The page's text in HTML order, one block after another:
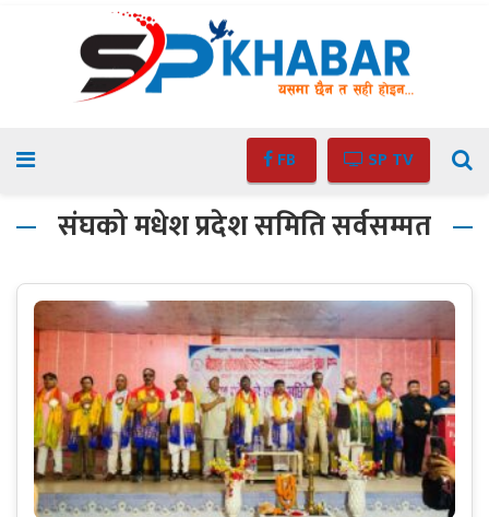
FB SP TV
संघको मधेश प्रदेश समिति सर्वसम्मत